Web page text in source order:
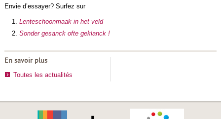
Envie d’essayer? Surfez sur
Lenteschoonmaak in het veld
Sonder gesanck ofte geklanck !
En savoir plus
Toutes les actualités